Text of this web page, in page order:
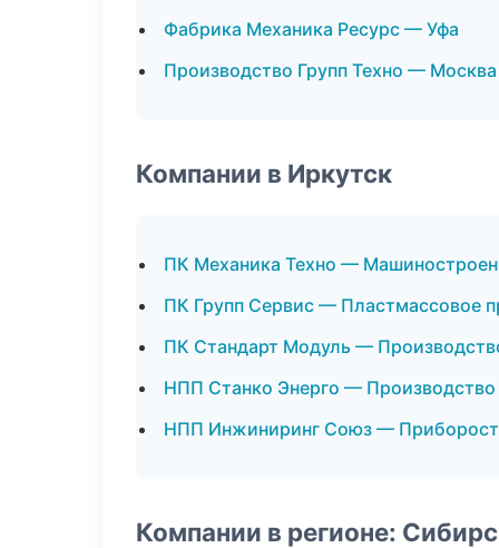
Фабрика Механика Ресурс — Уфа
Производство Групп Техно — Москва
Компании в Иркутск
ПК Механика Техно —
ПК Групп Сервис — Пластмассовое
ПК Стандарт Модуль —
НПП Станко Энерго —
НПП Инжиниринг Союз —
Компании в регионе: